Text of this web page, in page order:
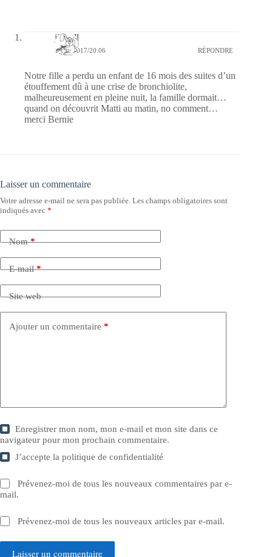
jill bill
19/09/2017/20:06 RÉPONDRE
Notre fille a perdu un enfant de 16 mois des suites d’un
étouffement dû à une crise de bronchiolite,
malheureusement en pleine nuit, la famille dormait…
quand on découvrit Matti au matin, no comment…
merci Bernie
Laisser un commentaire
Votre adresse e-mail ne sera pas publiée. Les champs obligatoires sont
indiqués avec *
Nom*
E-mail*
Site web
Ajouter un commentaire *
Enregistrer mon nom, mon e-mail et mon site dans ce
navigateur pour mon prochain commentaire.
J’accepte lapolitique de confidentialité
Prévenez-moi de tous les nouveaux commentaires par e-
mail.
Prévenez-moi de tous les nouveaux articles par e-mail.
Laisser un commentaire